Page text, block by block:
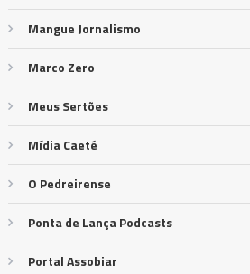
Mangue Jornalismo
Marco Zero
Meus Sertões
Mídia Caeté
O Pedreirense
Ponta de Lança Podcasts
Portal Assobiar